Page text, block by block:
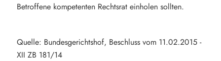
Betroffene kompetenten Rechtsrat einholen sollten.
Quelle: Bundesgerichtshof, Beschluss vom 11.02.2015 -
XII ZB 181/14